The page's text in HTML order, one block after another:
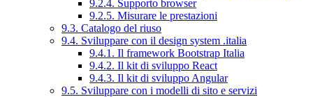
9.2.4. Supporto browser
9.2.5. Misurare le prestazioni
9.3. Catalogo del riuso
9.4. Sviluppare con il design system .italia
9.4.1. Il framework Bootstrap Italia
9.4.2. Il kit di sviluppo React
9.4.3. Il kit di sviluppo Angular
9.5. Sviluppare con i modelli di sito e servizi